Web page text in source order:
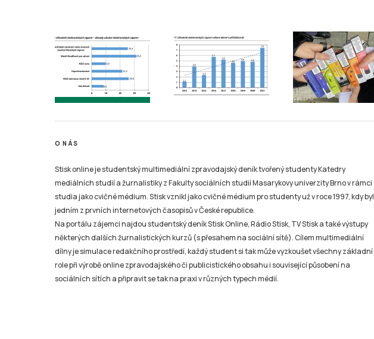
O NÁS
Stisk online je studentský multimediální zpravodajský deník tvořený studenty Katedry
mediálních studií a žurnalistiky z Fakulty sociálních studií Masarykovy univerzity Brno v rámci
studia jako cvičné médium. Stisk vznikl jako cvičné médium pro studenty už v roce 1997, kdy byl
jedním z prvních internetových časopisů v České republice.
Na portálu zájemci najdou studentský deník Stisk Online, Rádio Stisk, TV Stisk a také výstupy
některých dalších žurnalistických kurzů (s přesahem na sociální sítě). Cílem multimediální
dílny je simulace redakčního prostředí, každý student si tak může vyzkoušet všechny základní
role při výrobě online zpravodajského či publicistického obsahu i související působení na
sociálních sítích a připravit se tak na praxi v různých typech médií.